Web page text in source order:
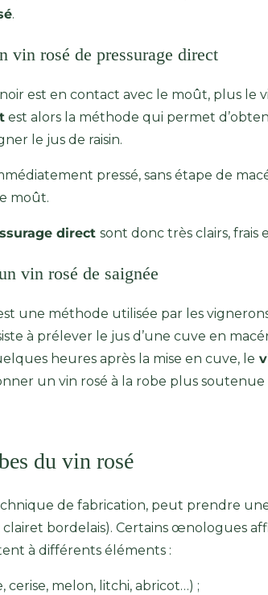
.
vin rosé de pressurage direct
est en contact avec le moût, plus le
est alors la méthode qui permet
le jus de raisin.
pressé, sans étape de
moût.
direct sont donc très clairs, frais
vin rosé de saignée
est une méthode utilisée par les
à prélever le jus d’une cuve en
heures après la mise en cuve, le
un vin rosé à la robe plus
du vin rosé
de fabrication, peut prendre
bordelais). Certains œnologues
à différents éléments :
cerise, melon, litchi, abricot…) ;